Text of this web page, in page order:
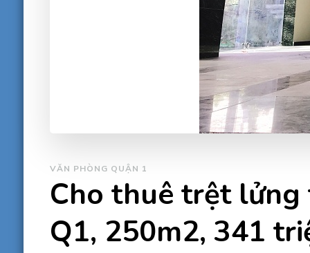
VĂN PHÒNG QUẬN 1
Cho thuê trệt lửng
Q1, 250m2, 341